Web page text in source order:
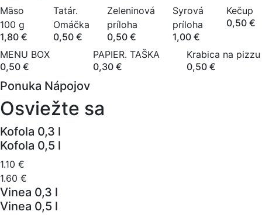
Mäso
100 g
1,80 €
Tatár.
Omáčka
0,50 €
Zeleninová
príloha
0,50 €
Syrová
príloha
1,00 €
Kečup
0,50 €
MENU BOX
0,50 €
PAPIER. TAŠKA
0,30 €
Krabica na pizzu
0,50 €
Ponuka Nápojov
Osviežte sa
Kofola 0,3 l
Kofola 0,5 l
1.10 €
1.60 €
Vinea 0,3 l
Vinea 0,5 l